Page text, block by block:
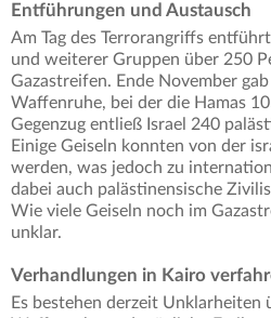
Entführungen und Austausch
Am Tag des Terrorangriffs
und weiterer Gruppen über 250
Gazastreifen. Ende November
Waffenruhe, bei der die Hamas
Gegenzug entließ Israel 240
Einige Geiseln konnten von der
werden, was jedoch zu
dabei auch palästinensische
Wie viele Geiseln noch im
unklar.
Verhandlungen in Kairo
Es bestehen derzeit Unklarheiten